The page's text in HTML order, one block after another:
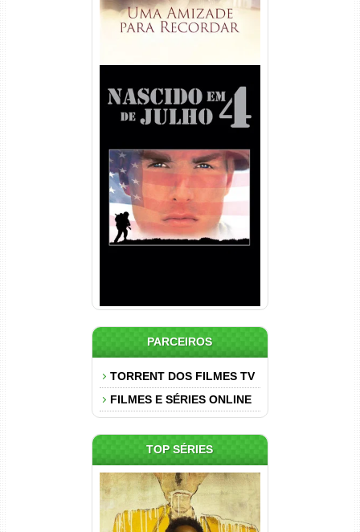
Nascido em 4 de Julho
Torrent (1989) WEB-DL 1080p
Dual Áudio
PARCEIROS
TORRENT DOS FILMES TV
FILMES E SÉRIES ONLINE
TOP SÉRIES